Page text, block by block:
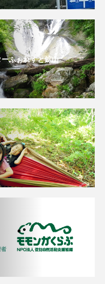
ふぉれすと鉱山